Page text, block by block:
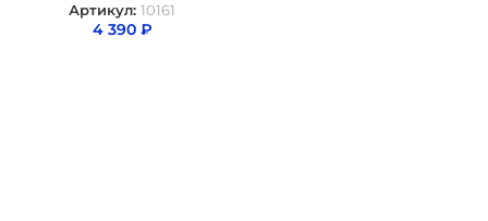
Артикул: 10161
4 390 ₽